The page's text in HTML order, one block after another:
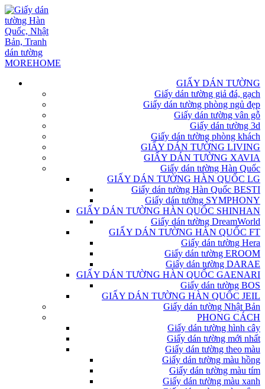
GIẤY DÁN TƯỜNG
Giấy dán tường giả đá, gạch
Giấy dán tường phòng ngủ đẹp
Giấy dán tường vân gỗ
Giấy dán tường 3d
Giấy dán tường phòng khách
GIẤY DÁN TƯỜNG LIVING
GIẤY DÁN TƯỜNG XAVIA
Giấy dán tường Hàn Quốc
GIẤY DÁN TƯỜNG HÀN QUỐC LG
Giấy dán tường Hàn Quốc BESTI
Giấy dán tường SYMPHONY
GIẤY DÁN TƯỜNG HÀN QUỐC SHINHAN
Giấy dán tường DreamWorld
GIẤY DÁN TƯỜNG HÀN QUỐC FT
Giấy dán tường Hera
Giấy dán tường EROOM
Giấy dán tường DARAE
GIẤY DÁN TƯỜNG HÀN QUỐC GAENARI
Giấy dán tường BOS
GIẤY DÁN TƯỜNG HÀN QUỐC JEIL
Giấy dán tường Nhật Bản
PHONG CÁCH
Giấy dán tường hình cây
Giấy dán tường mới nhất
Giấy dán tường theo màu
Giấy dán tường màu hồng
Giấy dán tường màu tím
Giấy dán tường màu xanh